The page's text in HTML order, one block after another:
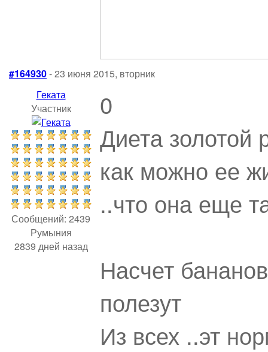
#164930- 23 июня 2015, вторник
Геката
Участник
Сообщений: 2439
Румыния
2839 дней назад
0
Диета золотой
как можно ее
..что она еще
Насчет
полезут
Из всех ..эт